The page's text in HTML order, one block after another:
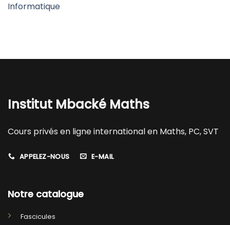
Informatique
Institut Mbacké Maths
Cours privés en ligne international en Maths, PC, SVT
APPELEZ-NOUS E-MAIL
Notre catalogue
Fascicules